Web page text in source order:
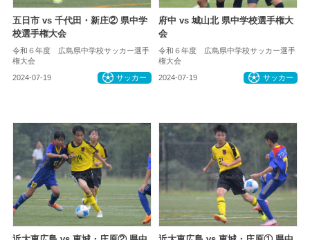
五日市 vs 千代田・新庄② 県中学
校選手権大会
令和６年度 広島県中学校サッカー選手
権大会
2024-07-19 サッカー
府中 vs 城山北 県中学校選手権大
会
令和６年度 広島県中学校サッカー選手
権大会
2024-07-19 サッカー